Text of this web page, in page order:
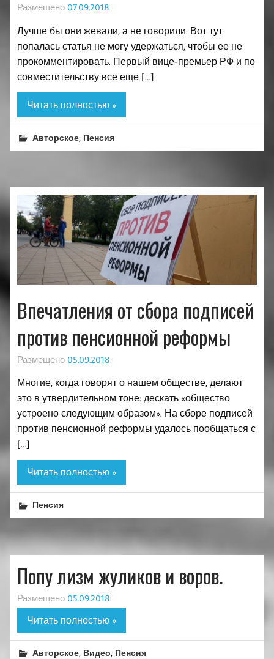
Размещено 07.09.2018
Лучше бы они жевали, а не говорили. Вот тут
попалась статья не могу удержаться, чтобы ее не
прокомментировать. Первый вице-премьер РФ и по
совместительству все еще […]
Читать полностью »
Авторское, Пенсия
Впечатления от сбора подписей
против пенсионной реформы
Размещено 05.09.2018
Многие, когда говорят о нашем обществе, делают
это в утвердительном тоне: дескать «общество
устроено следующим образом». На сборе подписей
против пенсионной реформы удалось пообщаться с
[…]
Читать полностью »
Пенсия
Попу лизм жуликов и воров.
Размещено 05.09.2018
Читать полностью »
Авторское, Видео, Пенсия